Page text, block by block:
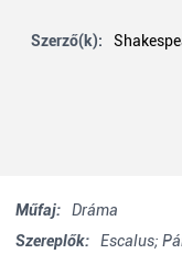
Szerző(k):
Műfaj:
Dráma
Szereplők:
Escalus;